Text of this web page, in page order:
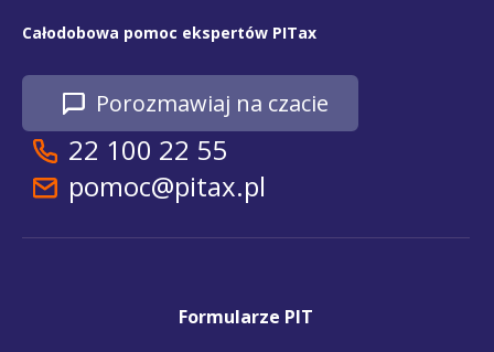
Całodobowa pomoc ekspertów PITax
Porozmawiaj na czacie
22 100 22 55
pomoc@pitax.pl
Formularze PIT